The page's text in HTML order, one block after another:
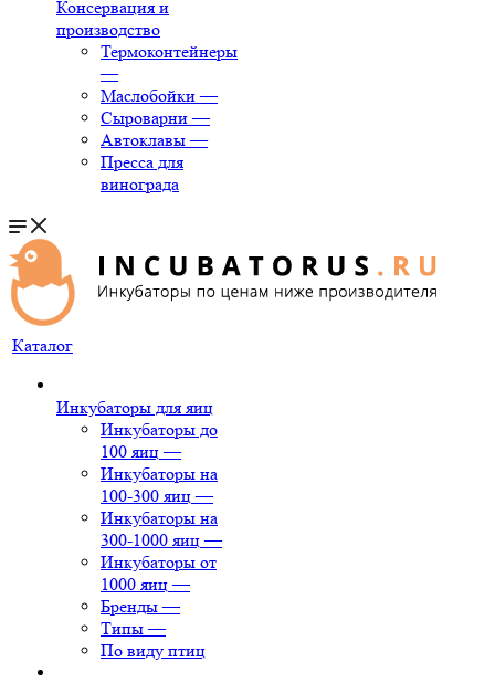
Консервация и
производство
Термоконтейнеры
—
Маслобойки —
Сыроварни —
Автоклавы —
Пресса для
винограда
Каталог
Инкубаторы для яиц
Инкубаторы до
100 яиц —
Инкубаторы на
100-300 яиц —
Инкубаторы на
300-1000 яиц —
Инкубаторы от
1000 яиц —
Бренды —
Типы —
По виду птиц